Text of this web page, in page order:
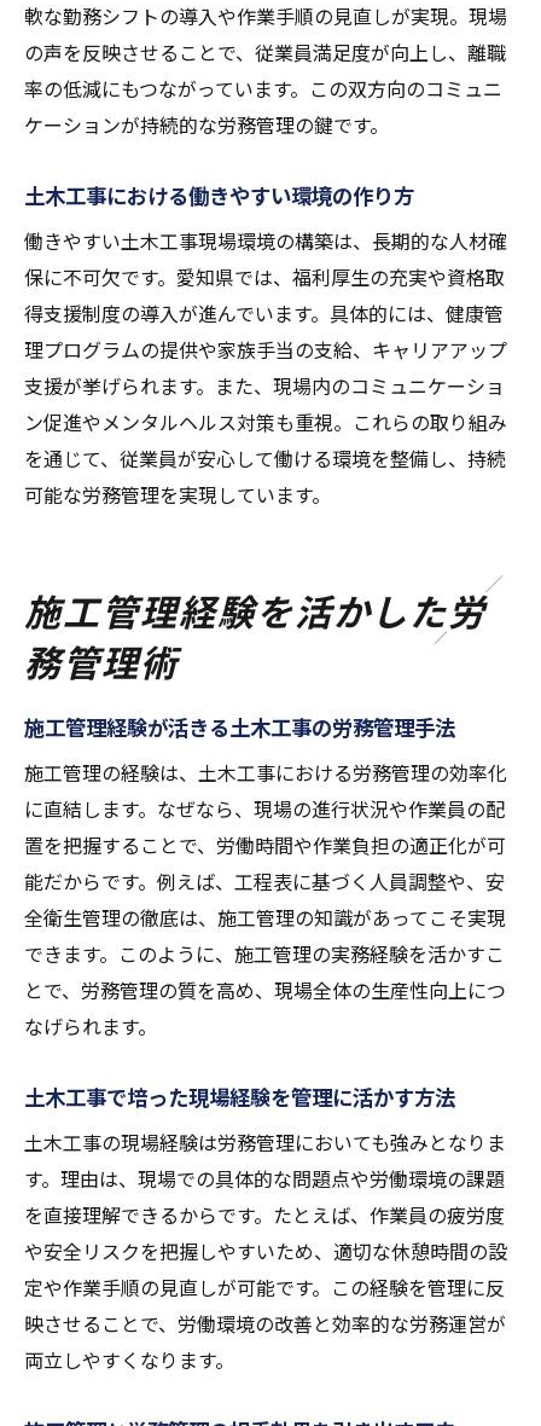
軟な勤務シフトの導入や作業手順の見直しが実現。現場
の声を反映させることで、従業員満足度が向上し、離職
率の低減にもつながっています。この双方向のコミュニ
ケーションが持続的な労務管理の鍵です。
土木工事における働きやすい環境の作り方
働きやすい土木工事現場環境の構築は、長期的な人材確
保に不可欠です。愛知県では、福利厚生の充実や資格取
得支援制度の導入が進んでいます。具体的には、健康管
理プログラムの提供や家族手当の支給、キャリアアップ
支援が挙げられます。また、現場内のコミュニケーショ
ン促進やメンタルヘルス対策も重視。これらの取り組み
を通じて、従業員が安心して働ける環境を整備し、持続
可能な労務管理を実現しています。
施工管理経験を活かした労
務管理術
施工管理経験が活きる土木工事の労務管理手法
施工管理の経験は、土木工事における労務管理の効率化
に直結します。なぜなら、現場の進行状況や作業員の配
置を把握することで、労働時間や作業負担の適正化が可
能だからです。例えば、工程表に基づく人員調整や、安
全衛生管理の徹底は、施工管理の知識があってこそ実現
できます。このように、施工管理の実務経験を活かすこ
とで、労務管理の質を高め、現場全体の生産性向上につ
なげられます。
土木工事で培った現場経験を管理に活かす方法
土木工事の現場経験は労務管理においても強みとなりま
す。理由は、現場での具体的な問題点や労働環境の課題
を直接理解できるからです。たとえば、作業員の疲労度
や安全リスクを把握しやすいため、適切な休憩時間の設
定や作業手順の見直しが可能です。この経験を管理に反
映させることで、労働環境の改善と効率的な労務運営が
両立しやすくなります。